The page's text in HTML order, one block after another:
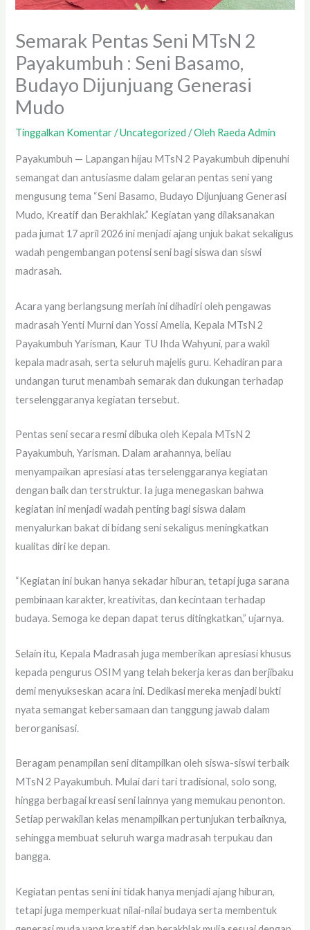
Semarak Pentas Seni MTsN 2
Payakumbuh : Seni Basamo,
Budayo Dijunjuang Generasi
Mudo
Tinggalkan Komentar /Uncategorized / Oleh Raeda Admin
Payakumbuh — Lapangan hijau MTsN 2 Payakumbuh dipenuhi
semangat dan antusiasme dalam gelaran pentas seni yang
mengusung tema “Seni Basamo, Budayo Dijunjuang Generasi
Mudo, Kreatif dan Berakhlak.” Kegiatan yang dilaksanakan
pada jumat 17 april 2026 ini menjadi ajang unjuk bakat sekaligus
wadah pengembangan potensi seni bagi siswa dan siswi
madrasah.
Acara yang berlangsung meriah ini dihadiri oleh pengawas
madrasah Yenti Murni dan Yossi Amelia, Kepala MTsN 2
Payakumbuh Yarisman, Kaur TU Ihda Wahyuni, para wakil
kepala madrasah, serta seluruh majelis guru. Kehadiran para
undangan turut menambah semarak dan dukungan terhadap
terselenggaranya kegiatan tersebut.
Pentas seni secara resmi dibuka oleh Kepala MTsN 2
Payakumbuh, Yarisman. Dalam arahannya, beliau
menyampaikan apresiasi atas terselenggaranya kegiatan
dengan baik dan terstruktur. Ia juga menegaskan bahwa
kegiatan ini menjadi wadah penting bagi siswa dalam
menyalurkan bakat di bidang seni sekaligus meningkatkan
kualitas diri ke depan.
“Kegiatan ini bukan hanya sekadar hiburan, tetapi juga sarana
pembinaan karakter, kreativitas, dan kecintaan terhadap
budaya. Semoga ke depan dapat terus ditingkatkan,” ujarnya.
Selain itu, Kepala Madrasah juga memberikan apresiasi khusus
kepada pengurus OSIM yang telah bekerja keras dan berjibaku
demi menyukseskan acara ini. Dedikasi mereka menjadi bukti
nyata semangat kebersamaan dan tanggung jawab dalam
berorganisasi.
Beragam penampilan seni ditampilkan oleh siswa-siswi terbaik
MTsN 2 Payakumbuh. Mulai dari tari tradisional, solo song,
hingga berbagai kreasi seni lainnya yang memukau penonton.
Setiap perwakilan kelas menampilkan pertunjukan terbaiknya,
sehingga membuat seluruh warga madrasah terpukau dan
bangga.
Kegiatan pentas seni ini tidak hanya menjadi ajang hiburan,
tetapi juga memperkuat nilai-nilai budaya serta membentuk